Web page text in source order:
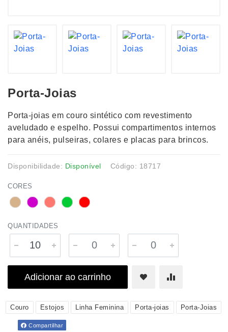
Porta-Joias
Porta-joias em couro sintético com revestimento
aveludado e espelho. Possui compartimentos internos
para anéis, pulseiras, colares e placas para brincos.
Disponibilidade: Disponível Código: 18717
CORES
QUANTIDADES
Adicionar ao carrinho
Couro Estojos Linha Feminina Porta-joias Porta-Joias
Compartilhar